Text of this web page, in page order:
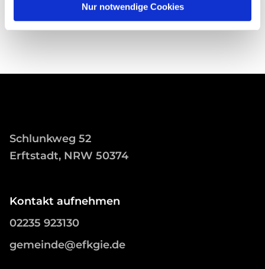
Nur notwendige Cookies
Schlunkweg 52
Erftstadt, NRW 50374
Kontakt aufnehmen
02235 923130
gemeinde@efkgie.de